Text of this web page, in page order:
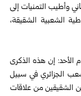
وأطيب التمنيات إلى
الشعبية الشقيقة،
الأحد: إن هذه الذكرى
الجزائري في سبيل
الشقيقين من علاقات